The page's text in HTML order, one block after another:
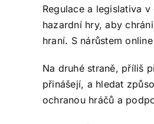
Regulace a legislativa
hazardní hry, aby
hraní. S nárůstem
Na druhé straně, příliš
přinášejí, a hledat
ochranou hráčů a